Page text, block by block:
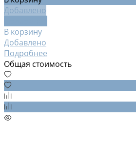
Добавлено
В корзину
Добавлено
Подробнее
Общая стоимость